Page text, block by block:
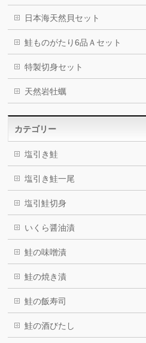
日本海天然貝セット
鮭ものがたり6品Ａセット
特製切身セット
天然岩牡蠣
カテゴリー
塩引き鮭
塩引き鮭一尾
塩引鮭切身
いくら醤油漬
鮭の味噌漬
鮭の焼き漬
鮭の飯寿司
鮭の酒びたし